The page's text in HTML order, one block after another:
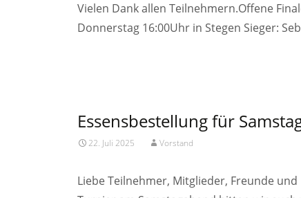
Vielen Dank allen Teilnehmern.Offene
Donnerstag 16:00Uhr in Stegen Sieger:
Essensbestellung für
22. Juli 2025 Vorstand
Liebe Teilnehmer, Mitglieder, Freunde